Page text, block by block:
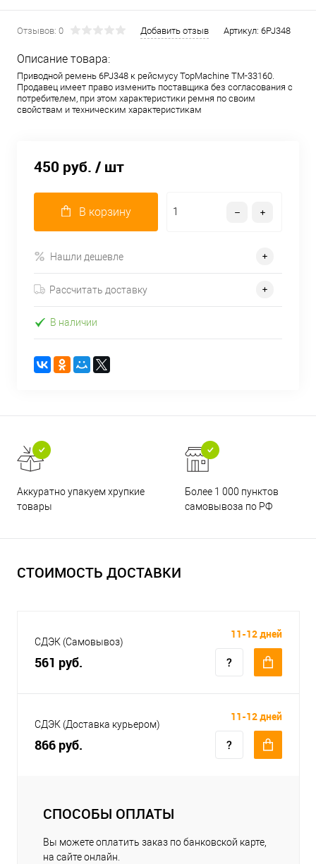
Отзывов: 0 Добавить отзыв Артикул: 6PJ348
Описание товара:
Приводной ремень 6PJ348 к рейсмусу TopMachine TM-33160.
Продавец имеет право изменить поставщика без согласования с
потребителем, при этом характеристики ремня по своим
свойствам и техническим характеристикам
450 руб. / шт
В корзину
Нашли дешевле
Рассчитать доставку
В наличии
Аккуратно упакуем хрупкие
товары
Более 1 000 пунктов
самовывоза по РФ
СТОИМОСТЬ ДОСТАВКИ
СДЭК (Самовывоз)
561 руб.
11-12 дней
СДЭК (Доставка курьером)
866 руб.
11-12 дней
СПОСОБЫ ОПЛАТЫ
Вы можете оплатить заказ по банковской карте,
на сайте онлайн.